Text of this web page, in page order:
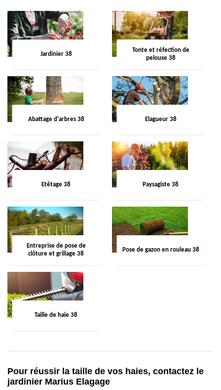
Jardinier 38
Tonte et réfection de
pelouse 38
Abattage d'arbres 38 Elagueur 38
Etêtage 38 Paysagiste 38
Entreprise de pose de
clôture et grillage 38
Pose de gazon en rouleau 38
Taille de haie 38
Pour réussir la taille de vos haies, contactez le
jardinier Marius Elagage